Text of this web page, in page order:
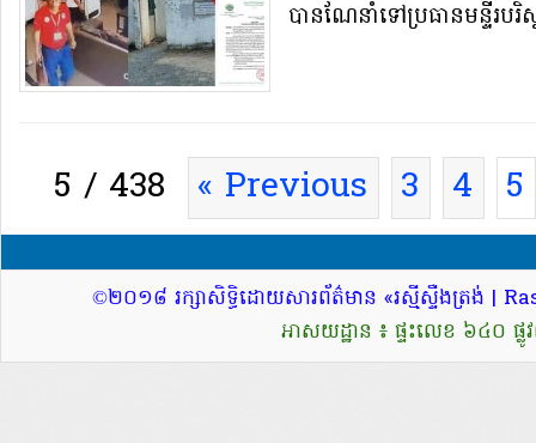
បាន​ណែនាំ​ទៅ​ប្រធាន​មន្ទីរ​បរិ
5 / 438 « Previous 3 4 5
©២០១៨ រក្សាសិទ្ធិដោយសារព័ត៌មាន «រស្មីស្ទឺងត្រង់ |
អាសយដ្ឋាន ៖ ផ្ទះលេខ ៦៤០ ផ្